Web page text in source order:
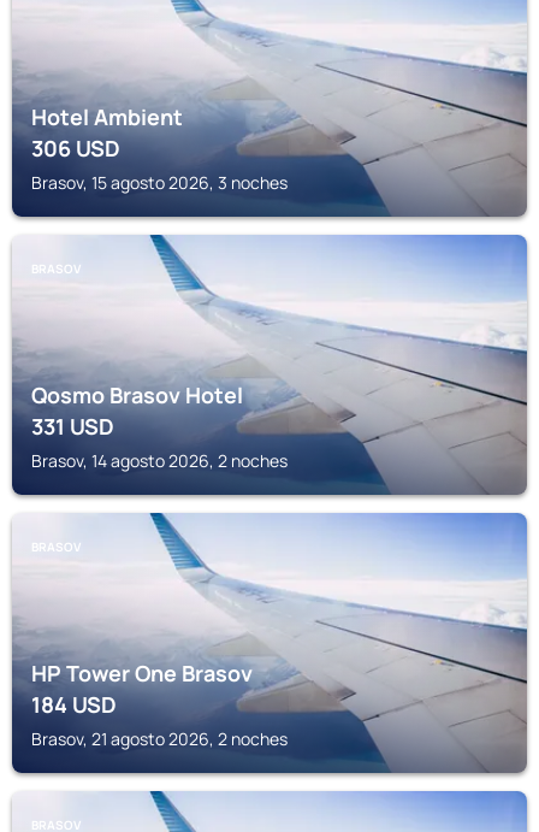
Hotel Ambient
306USD
Brasov, 15 agosto 2026, 3 noches
BRASOV
Qosmo Brasov Hotel
331USD
Brasov, 14 agosto 2026, 2 noches
BRASOV
HP Tower One Brasov
184USD
Brasov, 21 agosto 2026, 2 noches
BRASOV